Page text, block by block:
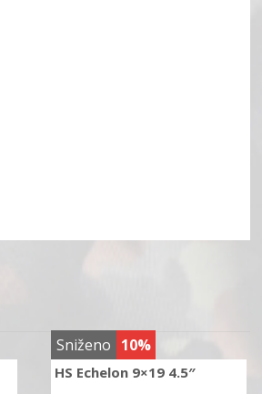
Sniženo 10%
HS Echelon 9×19 4.5″